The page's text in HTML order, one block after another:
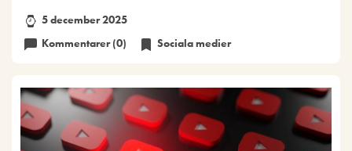
5 december 2025
Kommentarer (0)
Sociala medier